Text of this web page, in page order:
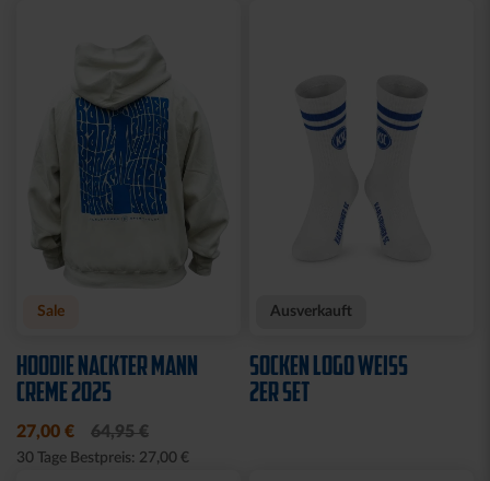
Sale
HOODIE NACKTER MANN
CREME 2025
27,00 € 64,95 €
30 Tage Bestpreis: 27,00 €
Ausverkauft
SOCKEN LOGO WEISS 2
ER SET